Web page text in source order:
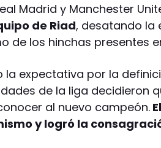
Madrid y Manchester
de Riad, desatando la
de los hinchas presentes
la expectativa por la
de la liga decidieron
al nuevo campeón.
y logró la